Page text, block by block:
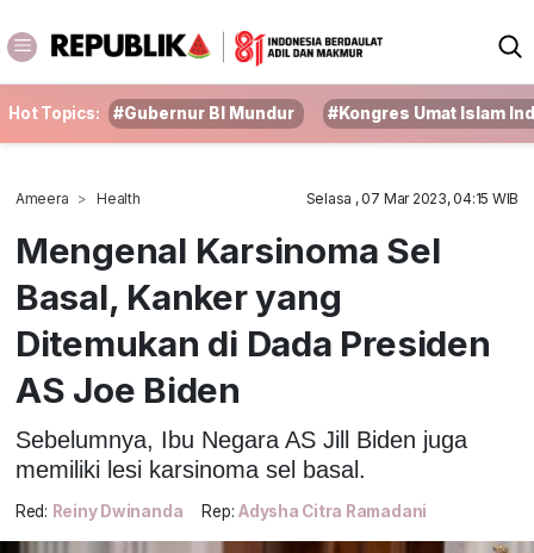
Hot Topics: #Gubernur BI Mundur #Kongres Umat Islam
Ameera Health Selasa , 07 Mar 2023, 04:15 WIB
Mengenal Karsinoma Sel
Basal, Kanker yang
Ditemukan di Dada Presiden
AS Joe Biden
Sebelumnya, Ibu Negara AS Jill Biden juga
memiliki lesi karsinoma sel basal.
Red: Reiny Dwinanda Rep: Adysha Citra Ramadani